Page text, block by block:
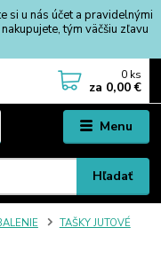
si u nás účet a pravidelnými
tým väčšiu zľavu
Menu
Hľadať
0 ks
za 0,00 €
TAŠKY JUTOVÉ